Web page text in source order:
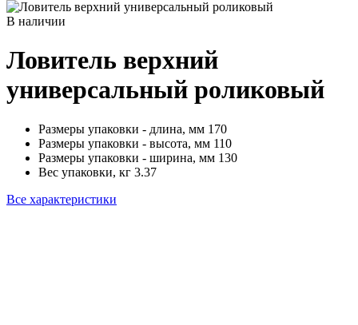
В наличии
Ловитель верхний
универсальный роликовый
Размеры упаковки - длина, мм 170
Размеры упаковки - высота, мм 110
Размеры упаковки - ширина, мм 130
Вес упаковки, кг 3.37
Все характеристики